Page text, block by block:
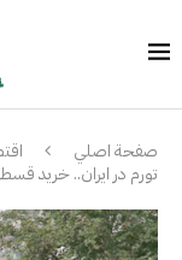
صفحة اصلي
تورم در ایران.. خرید